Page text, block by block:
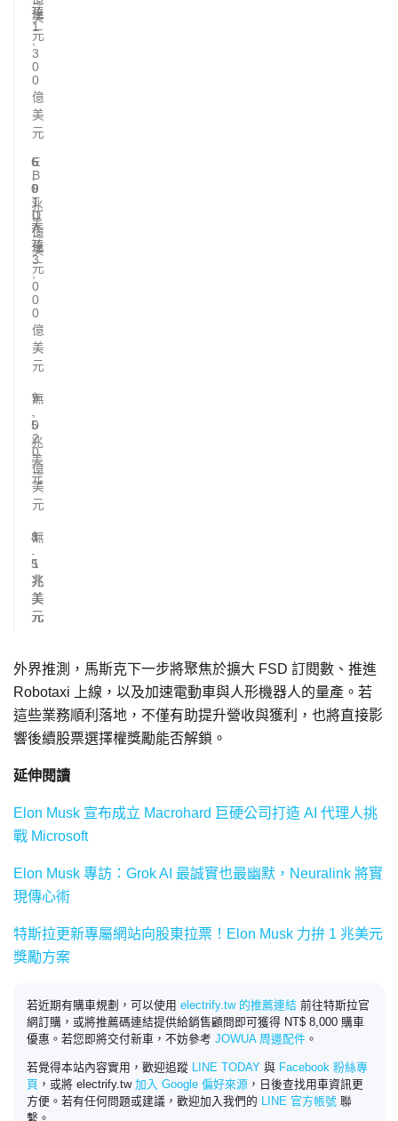
元
達
1
,
3
0
0
億
美
元
美
元
6
.
0
兆
美
元
E
B
I
T
D
A
達
3
,
0
0
0
億
美
元
5
,
9
1
0
億
美
元
7
.
5
兆
美
元
無
9
,
0
2
0
億
美
元
8
.
5
兆
美
元
無
1
.
1
兆
美
元
外界推測，馬斯克下一步將聚焦於擴大 FSD 訂閱數、推進
Robotaxi 上線，以及加速電動車與人形機器人的量產。若
這些業務順利落地，不僅有助提升營收與獲利，也將直接影
響後續股票選擇權獎勵能否解鎖。
延伸閱讀
Elon Musk 宣布成立 Macrohard 巨硬公司打造 AI 代理人挑
戰 Microsoft
Elon Musk 專訪：Grok AI 最誠實也最幽默，Neuralink 將實
現傳心術
特斯拉更新專屬網站向股東拉票！Elon Musk 力拚 1 兆美元
獎勵方案
若近期有購車規劃，可以使用 electrify.tw 的推薦連結 前往特斯拉官
網訂購，或將推薦碼連結提供給銷售顧問即可獲得 NT$ 8,000 購車
優惠。若您即將交付新車，不妨參考 JOWUA 周邊配件 。
若覺得本站內容實用，歡迎追蹤 LINE TODAY 與 Facebook 粉絲專
頁 ，或將 electrify.tw 加入 Google 偏好來源 ，日後查找用車資訊更
方便。若有任何問題或建議，歡迎加入我們的 LINE 官方帳號 聯
繫。